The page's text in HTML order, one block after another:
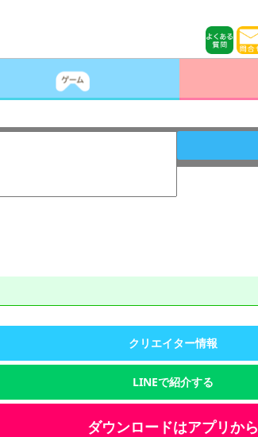
クリエイター情報
LINEで紹介する
ダウンロードはアプリから